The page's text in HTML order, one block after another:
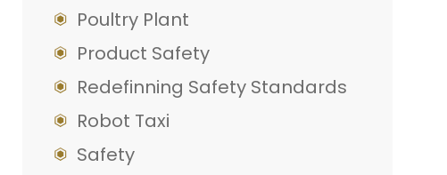
Poultry Plant
Product Safety
Redefinning Safety Standards
Robot Taxi
Safety